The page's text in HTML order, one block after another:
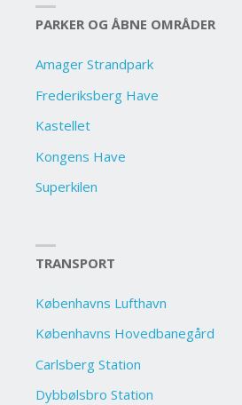
PARKER OG ÅBNE OMRÅDER
Amager Strandpark
Frederiksberg Have
Kastellet
Kongens Have
Superkilen
TRANSPORT
Københavns Lufthavn
Københavns Hovedbanegård
Carlsberg Station
Dybbølsbro Station